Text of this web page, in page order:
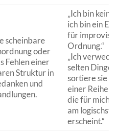
scheinbare
oder
Fehlen einer
Struktur in
und
„Ich bin kein
ich bin ein
für
Ordnung.“
„Ich
selten Dinge.
sortiere sie
einer
die für mich
am
erscheint.“